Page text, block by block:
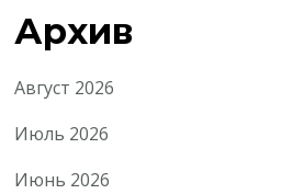
Архив
Август 2026
Июль 2026
Июнь 2026